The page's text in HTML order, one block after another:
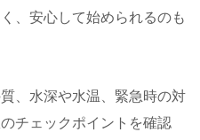
、安心して始められるのも
、水深や水温、緊急時の対
チェックポイントを確認